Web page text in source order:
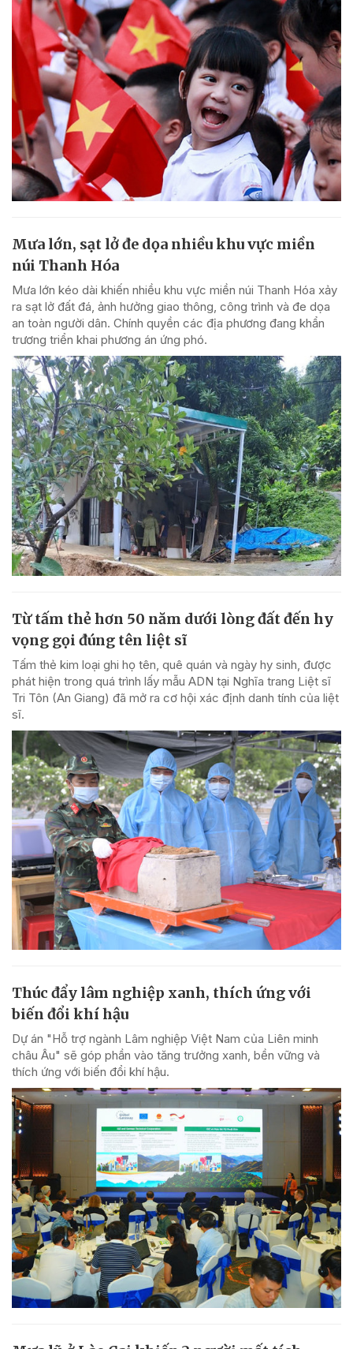
Mưa lớn, sạt lở đe dọa nhiều khu vực miền
núi Thanh Hóa
Mưa lớn kéo dài khiến nhiều khu vực miền núi Thanh Hóa xảy
ra sạt lở đất đá, ảnh hưởng giao thông, công trình và đe dọa
an toàn người dân. Chính quyền các địa phương đang khẩn
trương triển khai phương án ứng phó.
Từ tấm thẻ hơn 50 năm dưới lòng đất đến hy
vọng gọi đúng tên liệt sĩ
Tấm thẻ kim loại ghi họ tên, quê quán và ngày hy sinh, được
phát hiện trong quá trình lấy mẫu ADN tại Nghĩa trang Liệt sĩ
Tri Tôn (An Giang) đã mở ra cơ hội xác định danh tính của liệt
sĩ.
Thúc đẩy lâm nghiệp xanh, thích ứng với
biến đổi khí hậu
Dự án "Hỗ trợ ngành Lâm nghiệp Việt Nam của Liên minh
châu Âu" sẽ góp phần vào tăng trưởng xanh, bền vững và
thích ứng với biến đổi khí hậu.